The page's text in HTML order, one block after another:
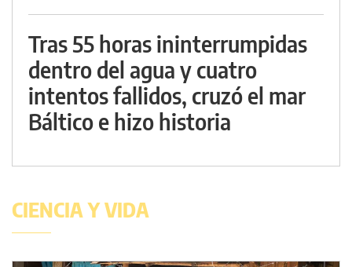
Tras 55 horas ininterrumpidas
dentro del agua y cuatro
intentos fallidos, cruzó el mar
Báltico e hizo historia
CIENCIA Y VIDA